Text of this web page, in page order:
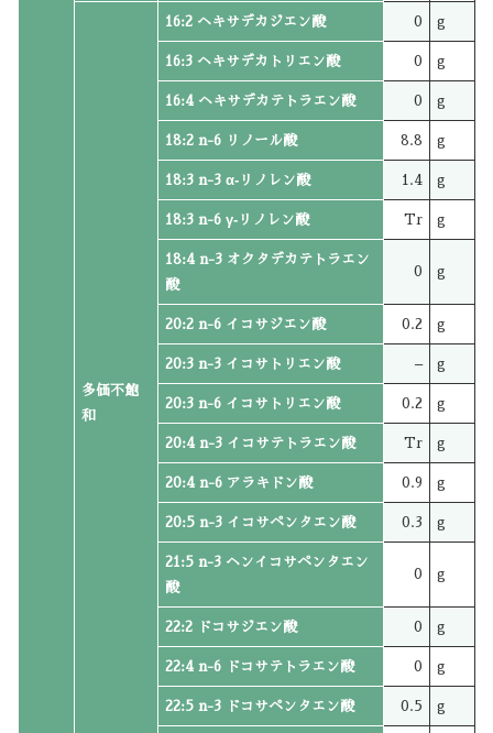
多価不飽
和
16:2 ヘキサデカジエン酸 0 g
16:3 ヘキサデカトリエン酸 0 g
16:4 ヘキサデカテトラエン酸 0 g
18:2 n-6 リノール酸 8.8 g
18:3 n-3 α‐リノレン酸 1.4 g
18:3 n-6 γ‐リノレン酸 Tr g
18:4 n-3 オクタデカテトラエン
酸
0 g
20:2 n-6 イコサジエン酸 0.2 g
20:3 n-3 イコサトリエン酸 – g
20:3 n-6 イコサトリエン酸 0.2 g
20:4 n-3 イコサテトラエン酸 Tr g
20:4 n-6 アラキドン酸 0.9 g
20:5 n-3 イコサペンタエン酸 0.3 g
21:5 n-3 ヘンイコサペンタエン
酸
0 g
22:2 ドコサジエン酸 0 g
22:4 n-6 ドコサテトラエン酸 0 g
22:5 n-3 ドコサペンタエン酸 0.5 g